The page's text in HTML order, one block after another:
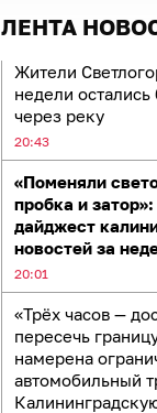
ЛЕНТА
Жители
недели
через реку
20:43
«Поменяли
пробка и
дайджест
новостей за
20:01
«Трёх часов —
пересечь
намерена
автомобильный